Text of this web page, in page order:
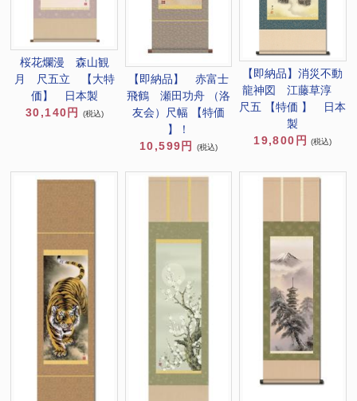
桜花爛漫 森山観
月 尺五立 【大特
価】 日本製
30,140円
(税込)
【即納品】 赤富士
飛鶴 瀬田功舟 （洛
友会）尺幅 【特価
】！
10,599円
(税込)
【即納品】消災不動
龍神図 江藤草淳
尺五 【特価 】 日本
製
19,800円
(税込)